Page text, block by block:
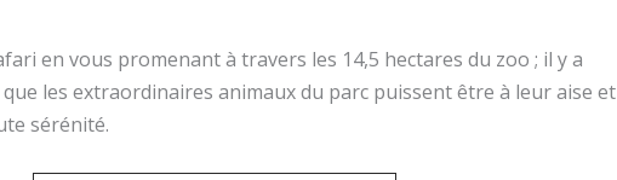
en vous promenant à travers les 14,5 hectares du zoo ; il y a
les extraordinaires animaux du parc puissent être à leur aise et
sérénité.